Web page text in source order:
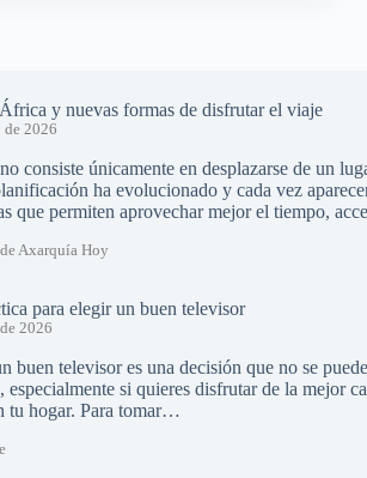
y nuevas formas de disfrutar el viaje
de 2026
consiste únicamente en desplazarse de un
ha evolucionado y cada vez
que permiten aprovechar mejor el tiempo,
Axarquía Hoy
para elegir un buen televisor
2026
buen televisor es una decisión que no se
especialmente si quieres disfrutar de la mejor
tu hogar. Para tomar…